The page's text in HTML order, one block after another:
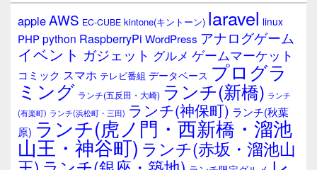
ウ
ィ
ジ
ェ
ア
appleAWS EC-CUBE kintone(キントーン) laravel linux
PHPpython RaspberryPi WordPress アナログゲーム
イベント ガジェット グルメ ゲームマーケット
コミック スマホ テレビ番組 データベース プログラ
ミング ランチ(五反田・大崎) ランチ(新橋) ランチ
(有楽町) ランチ(浜松町・三田) ランチ(神保町) ランチ(秋葉
原) ランチ(虎ノ門・西新橋・溜池
山王・神谷町) ランチ(赤坂・溜池山